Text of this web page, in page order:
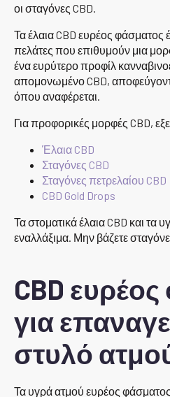
οι σταγόνες CBD.
Τα έλαια CBD ευρέος φάσματος
πελάτες που επιθυμούν μια
ένα ευρύτερο προφίλ
απομονωμένο CBD,
όπου αναφέρεται.
Για προφορικές μορφές CBD,
Έλαια CBD
Σταγόνες CBD
Σταγόνες πετρελαίου CBD
CBD Gold Drops
Τα στοματικά έλαια CBD και τα
εναλλάξιμα. Μην βάζετε
CBD
για
στυλό
Τα υγρά ατμού ευρέος